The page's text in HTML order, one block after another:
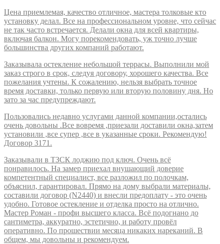
Цена приемлемая, качество отличное, мастера толковые кто
установку делал. Все на профессиональном уровне, что сейчас
не так часто встречается. Делали окна для всей квартиры,
включая балкон. Могу порекомендовать, уж точно лучше
большинства других компаний работают.
Заказывала остекление небольшой террасы. Выполнили мой
заказ строго в срок, следуя договору, хорошего качества. Все
пожелания учтены. К сожалению, нельзя выбрать точное
время доставки, только первую или вторую половину дня. Но
зато за час предупреждают.
Пользовались недавно услугами данной компании,остались
очень довольны .Все вовремя ,приезали доставили окна,затем
установили ,все супер ,все в указанные сроки. Рекомендую!
Договор 3171.
Заказывали в ТЗСК лоджию под ключ. Очень всё
понравилось. На замер приехал внушающий доверие
компетентный специалист, все разложил по полочкам,
объяснил, гарантировал. Прямо на дому выбрали материалы,
составили договор (N2440) и внесли предоплату - это очень
удобно. Готовое остекление и отделка просто на отлично.
Мастер Роман - профи высшего класса. Всё подогнано до
сантиметра, аккуратно, эстетично, и работу провёл
оперативно. По прошествии месяца никаких нареканий. В
общем, мы довольны и рекомендуем.